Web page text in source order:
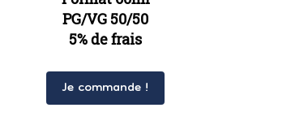
PG/VG 50/50
5% de frais
Je commande !